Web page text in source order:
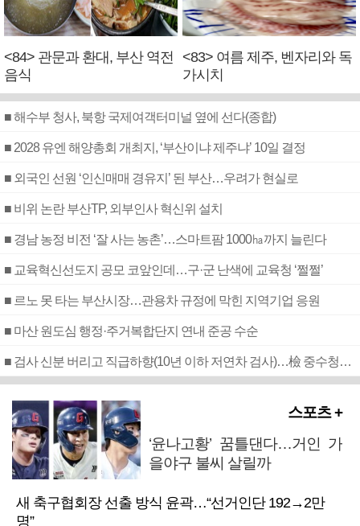
<84> 관문과 환대, 부산 역전
음식
<83> 여름 제주, 벤자리와 독
가시치
■ 해수부 청사, 북항 국제여객터미널 옆에 선다(종합)
■ 2028 유엔 해양총회 개최지, ‘부산이냐 제주냐’ 10일 결정
■ 외국인 선원 ‘인신매매 경유지’ 된 부산…우려가 현실로
■ 비위 논란 부산TP, 외부인사 혁신위 설치
■ 경남 농정 비전 ‘잘 사는 농촌’…스마트팜 1000㏊까지 늘린다
■ 교육혁신선도지 공모 코앞인데…구·군 난색에 교육청 ‘쩔쩔’
■ 르노 못 타는 부산시장…관용차 규정에 막힌 지역기업 응원
■ 마산 원도심 행정·주거복합단지 연내 준공 수순
■ 검사 신분 버리고 직급하향(10년 이하 저연차 검사)…檢 중수청행 기피
스포츠 +
‘윤나고황’ 꿈틀댄다…거인 가
을야구 불씨 살릴까
새 축구협회장 선출 방식 윤곽…“선거인단 192→2만
명”